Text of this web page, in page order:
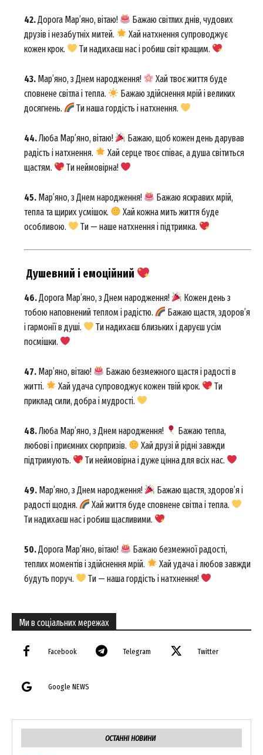
42.Дорога Мар’яно, вітаю!
Бажаю світлих днів, чудових
друзів і незабутніх митей.
Хай натхнення супроводжує
кожен крок.
Ти надихаєш нас і робиш світ кращим.
43. Мар’яно, з Днем народження!
Хай твоє життя буде
сповнене світла і тепла.
Бажаю здійснення мрій і великих
досягнень.
Ти наша гордість і натхнення.
44.Любa Мар’яно, вітаю!
Бажаю, щоб кожен день дарував
радість і натхнення.
Хай серце твоє співає, а душа світиться
щастям.
Ти неймовірна!
45. Мар’яно, з Днем народження!
Бажаю яскравих мрій,
тепла та щирих усмішок.
Хай кожна мить життя буде
особливою.
Ти — наше натхнення і підтримка.
Душевний і емоційний
46.Дорога Мар’яно, з Днем народження!
Кожен день з
тобою наповнений теплом і радістю.
Бажаю щастя, здоров’я
і гармонії в душі.
Ти надихаєш близьких і даруєш усім
посмішки.
47. Мар’яно, вітаю!
Бажаю безмежного щастя і радості в
житті.
Хай удача супроводжує кожен твій крок.
Ти
приклад сили, добра і мудрості.
48.Любa Мар’яно, з Днем народження!
Бажаю тепла,
любові і приємних сюрпризів.
Хай друзі й рідні завжди
підтримують.
Ти неймовірна і дуже цінна для всіх нас.
49. Мар’яно, з Днем народження!
Бажаю щастя, здоров’я і
радості щодня.
Хай життя буде сповнене світла і тепла.
Ти надихаєш нас і робиш щасливими.
50.Дорога Мар’яно, вітаю!
Бажаю безмежної радості,
теплих моментів і здійснення мрій.
Хай удача і любов завжди
будуть поруч.
Ти — наша гордість і натхнення!
Ми в соціальних мережах
Facebook Telegram Twitter
Google NEWS
ОСТАННІ НОВИНИ